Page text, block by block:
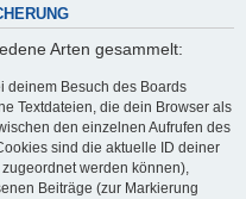
Arten gesammelt:
deinem Besuch des Boards
Textdateien, die dein Browser als
den einzelnen Aufrufen des
sind die aktuelle ID deiner
werden können),
Beiträge (zur Markierung